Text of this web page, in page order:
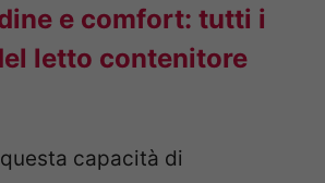
e comfort: tutti i
letto contenitore
capacità di